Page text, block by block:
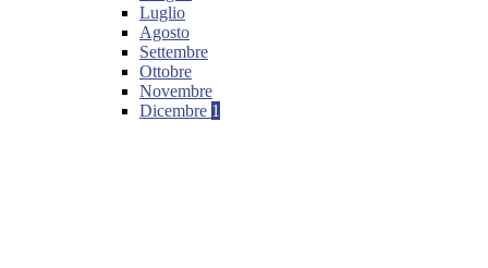
Luglio
Agosto
Settembre
Ottobre
Novembre
Dicembre 1